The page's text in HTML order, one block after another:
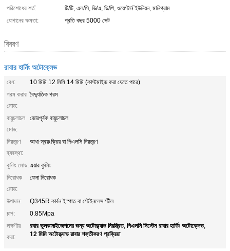
পরিশোধের শর্ত:
টি/টি, এল/সি, ডি/এ, ডি/পি, ওয়েস্টার্ন ইউনিয়ন, মানিগ্রাম
যোগানের ক্ষমতা:
প্রতি বছর 5000 সেট
বিবরণ
রাবার হার্নিং অটোক্লেভ
বেধ:
10 মিমি 12 মিমি 14 মিমি (কাস্টমাইজ করা যেতে পারে)
গরম করার
মোড:
বৈদ্যুতিক গরম
বায়ুচলাচল
মোড:
জোরপূর্বক বায়ুচলাচল
নিয়ন্ত্রণ
ব্যবস্থা:
আধা-স্বয়ংক্রিয় বা পিএলসি নিয়ন্ত্রণ
কুলিং মোড:এয়ার কুলিং
নিরোধক
মোড:
ফেনা নিরোধক
উপাদান:
Q345R কার্বন ইস্পাত বা স্টেইনলেস স্টীল
চাপ:
0.85Mpa
লক্ষণীয়
করা:
রবার ভুলকানাইজেশনের জন্য অটোক্ল্যাভ নিয়ন্ত্রিত, পিএলসি সিস্টেম রাবার হার্ডিং অটোক্লেভ,
12 মিমি অটোক্ল্যাভ রাবার শক্তীকরণ প্রক্রিয়া